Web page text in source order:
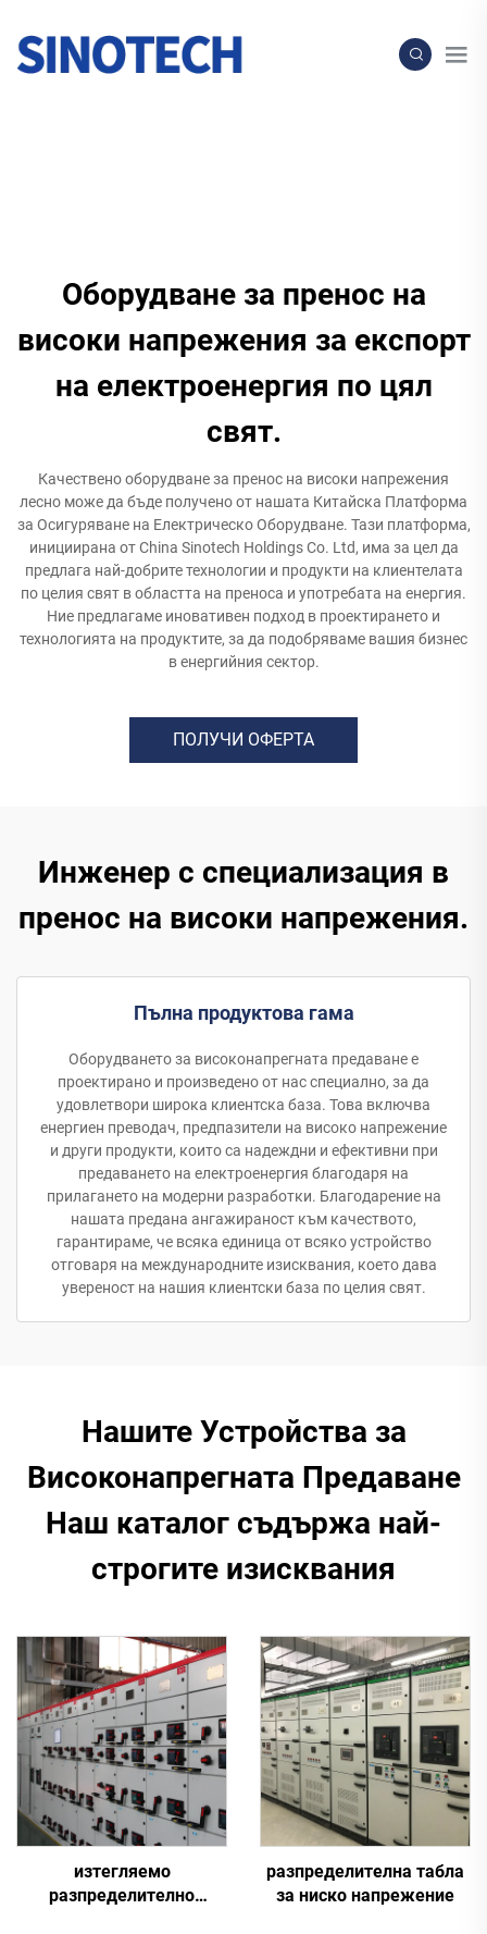
Оборудване за пренос на
високи напрежения за експорт
на електроенергия по цял
свят.
Качествено оборудване за пренос на високи напрежения
лесно може да бъде получено от нашата Китайска Платформа
за Осигуряване на Електрическо Оборудване. Тази платформа,
инициирана от China Sinotech Holdings Co. Ltd, има за цел да
предлага най-добрите технологии и продукти на клиентелата
по целия свят в областта на преноса и употребата на енергия.
Ние предлагаме иновативен подход в проектирането и
технологията на продуктите, за да подобряваме вашия бизнес
в енергийния сектор.
ПОЛУЧИ ОФЕРТА
Инженер с специализация в
пренос на високи напрежения.
Пълна продуктова гама
Оборудването за високонапрегната предаване е
проектирано и произведено от нас специално, за да
удовлетвори широка клиентска база. Това включва
енергиен преводач, предпазители на високо напрежение
и други продукти, които са надеждни и ефективни при
предаването на електроенергия благодаря на
прилагането на модерни разработки. Благодарение на
нашата предана ангажираност към качеството,
гарантираме, че всяка единица от всяко устройство
отговаря на международните изисквания, което дава
увереност на нашия клиентски база по целия свят.
Нашите Устройства за
Високонапрегната Предаване
Наш каталог съдържа най-
строгите изисквания
изтегляемо
разпределително
разпределителна табла
за ниско напрежение